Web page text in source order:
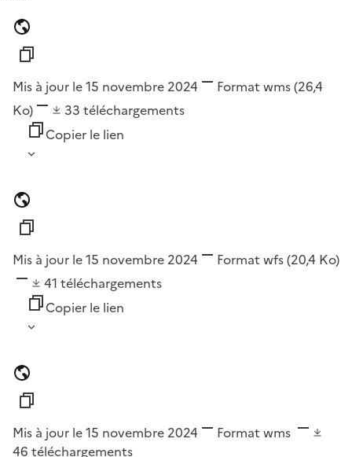
Mis à jour le 15 novembre 2024 Format wms(26,4
Ko)
33 téléchargements
Copier le lien
Mis à jour le 15 novembre 2024 Format wfs(20,4 Ko)
41 téléchargements
Copier le lien
Mis à jour le 15 novembre 2024 Format wms
46 téléchargements